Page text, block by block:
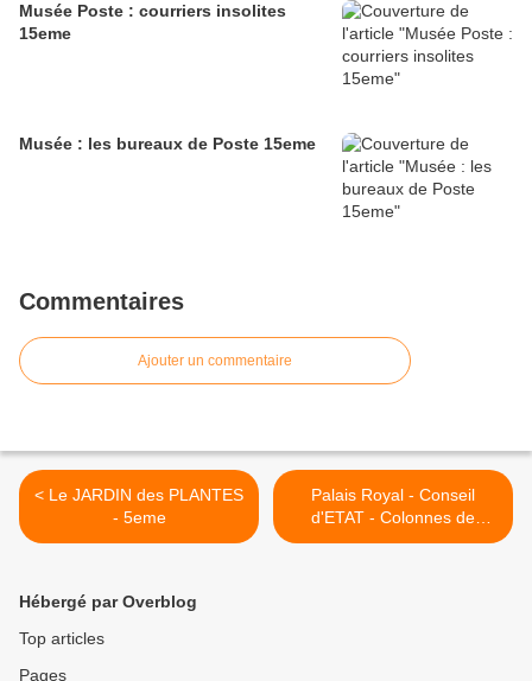
Musée Poste : courriers insolites
15eme
Musée : les bureaux de Poste 15eme
Commentaires
Ajouter un commentaire
< Le JARDIN des PLANTES
- 5eme
Palais Royal - Conseil
d'ETAT - Colonnes de
BUREN 1er >
Hébergé par Overblog
Top articles
Pages